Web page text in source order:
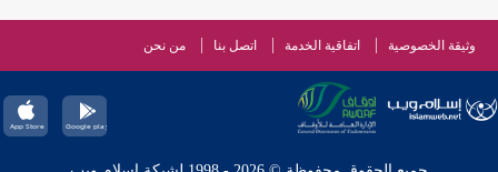
وثيقة الخصوصية اتفاقية الخدمة اتصل بنا من نحن